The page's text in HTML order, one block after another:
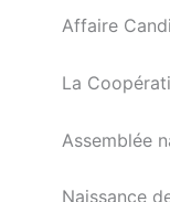
Affaire
La
Assemblée
Naissance